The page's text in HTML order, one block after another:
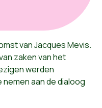
van Jacques Mevis.
zaken van het
werden
aan de dialoog